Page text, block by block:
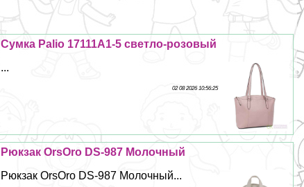
Сумка Palio 17111A1-5 светло-розовый
...
02 08 2026 10:56:25
Рюкзак OrsOro DS-987 Молочный
Рюкзак OrsOro DS-987 Молочный...